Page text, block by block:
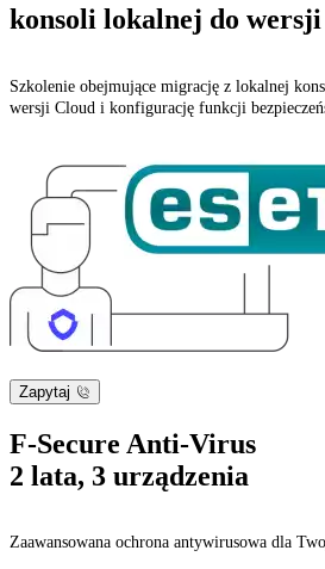
konsoli lokalnej do
Szkolenie obejmujące migrację z lokalnej
wersji Cloud i konfigurację funkcji
Zapytaj
F-Secure Anti-Virus
2 lata, 3 urządzenia
Zaawansowana ochrona antywirusowa dla